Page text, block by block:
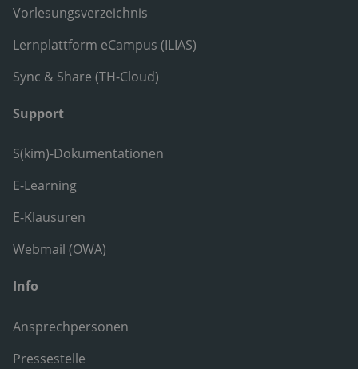
Vorlesungsverzeichnis
Lernplattform eCampus (ILIAS)
Sync & Share (TH-Cloud)
Support
S(kim)-Dokumentationen
E-Learning
E-Klausuren
Webmail (OWA)
Info
Ansprechpersonen
Pressestelle